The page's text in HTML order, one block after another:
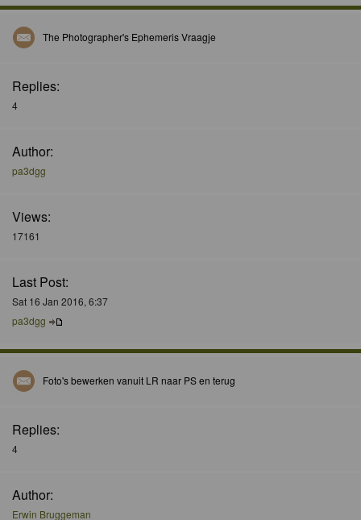
The Photographer's Ephemeris Vraagje
Replies:
4
Author:
pa3dgg
Views:
17161
Last Post:
Sat 16 Jan 2016, 6:37
pa3dgg
Foto's bewerken vanuit LR naar PS en terug
Replies:
4
Author:
Erwin Bruggeman